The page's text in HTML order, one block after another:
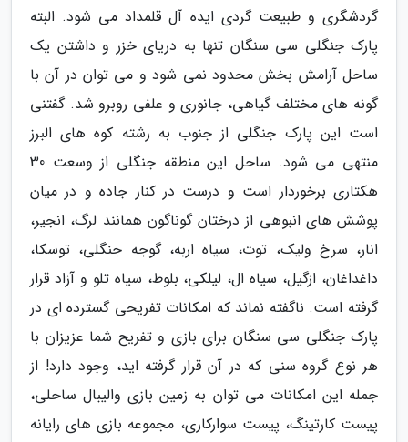
گردشگری و طبیعت گردی ایده آل قلمداد می شود. البته
پارک جنگلی سی سنگان تنها به دریای خزر و داشتن یک
ساحل آرامش بخش محدود نمی شود و می توان در آن با
گونه های مختلف گیاهی، جانوری و علفی روبرو شد. گفتنی
است این پارک جنگلی از جنوب به رشته کوه های البرز
منتهی می شود. ساحل این منطقه جنگلی از وسعت 30
هکتاری برخوردار است و درست در کنار جاده و در میان
پوشش های انبوهی از درختان گوناگون همانند لرگ، انجیر،
انار، سرخ ولیک، توت، سیاه اربه، گوجه جنگلی، توسکا،
داغداغان، ازگیل، سیاه ال، لیلکی، بلوط، سیاه تلو و آزاد قرار
گرفته است. ناگفته نماند که امکانات تفریحی گسترده ای در
پارک جنگلی سی سنگان برای بازی و تفریح شما عزیزان با
هر نوع گروه سنی که در آن قرار گرفته اید، وجود دارد! از
جمله این امکانات می توان به زمین بازی والیبال ساحلی،
پیست کارتینگ، پیست سوارکاری، مجموعه بازی های رایانه